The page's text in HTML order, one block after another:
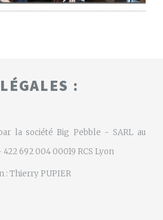
:
la société Big Pebble - SARL au
692 004 00019 RCS Lyon
: Thierry PUPIER